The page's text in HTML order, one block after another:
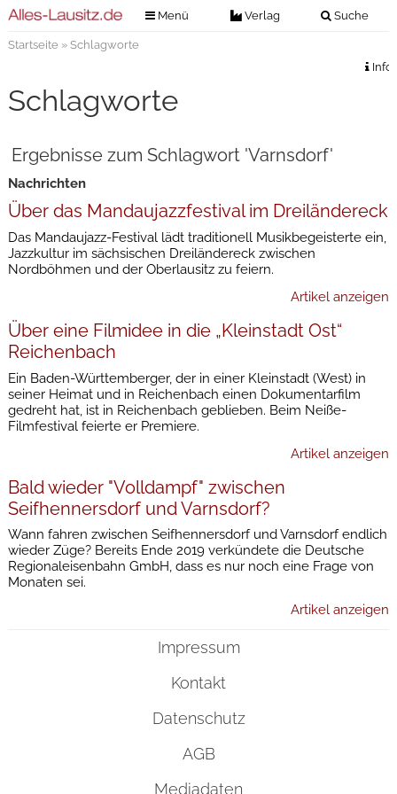
Menü Verlag Suche
Verlag
Kontakt
Anzeigenannahme
Digitale Ausgaben
Startseite» Schlagworte
Info
Schlagworte
Ergebnisse zum Schlagwort 'Varnsdorf'
Nachrichten
Über das Mandaujazzfestival im Dreiländereck
Das Mandaujazz-Festival lädt traditionell Musikbegeisterte ein,
Jazzkultur im sächsischen Dreiländereck zwischen
Nordböhmen und der Oberlausitz zu feiern.
Artikel anzeigen
Über eine Filmidee in die „Kleinstadt Ost“
Reichenbach
Ein Baden-Württemberger, der in einer Kleinstadt (West) in
seiner Heimat und in Reichenbach einen Dokumentarfilm
gedreht hat, ist in Reichenbach geblieben. Beim Neiße-
Filmfestival feierte er Premiere.
Artikel anzeigen
Bald wieder "Volldampf" zwischen
Seifhennersdorf und Varnsdorf?
Wann fahren zwischen Seifhennersdorf und Varnsdorf endlich
wieder Züge? Bereits Ende 2019 verkündete die Deutsche
Regionaleisenbahn GmbH, dass es nur noch eine Frage von
Monaten sei.
Artikel anzeigen
Impressum
Kontakt
Datenschutz
AGB
Mediadaten